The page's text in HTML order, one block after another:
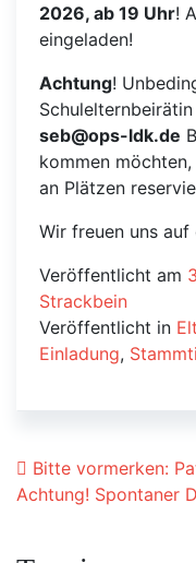
2026, ab 19 Uhr!
eingeladen!
Achtung!
seb@ops-ldk.de
kommen
an Plätzen
Wir freuen uns auf
Veröffentlicht am
Strackbein
Veröffentlicht in
Einladung,
Beitrags-
Bitte vormerken:
Achtung! Spontaner